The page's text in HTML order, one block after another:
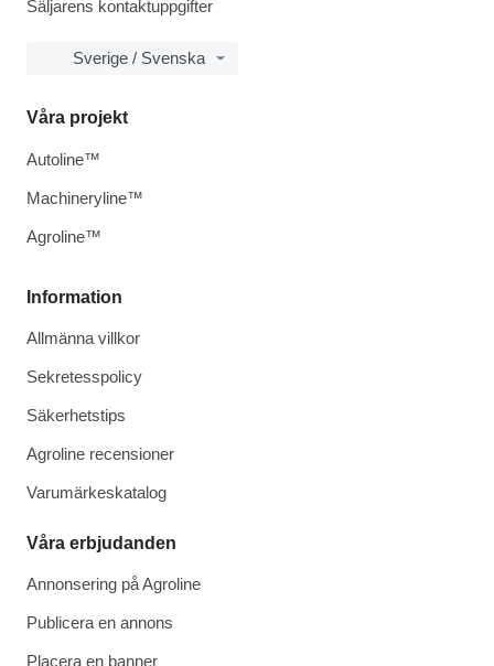
Säljarens kontaktuppgifter
Sverige / Svenska
Information
Allmänna villkor
Sekretesspolicy
Säkerhetstips
Agroline recensioner
Varumärkeskatalog
Våra erbjudanden
Annonsering på Agroline
Publicera en annons
Placera en banner
Våra projekt
Autoline™
Machineryline™
Agroline™